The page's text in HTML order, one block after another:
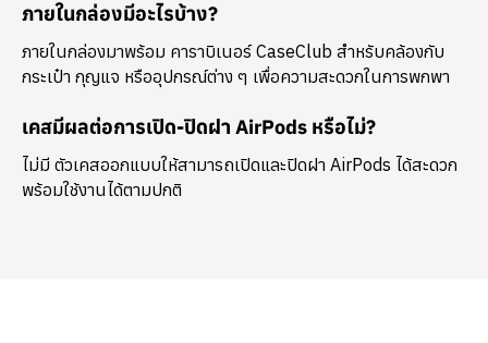
ภายในกล่องมีอะไรบ้าง?
ภายในกล่องมาพร้อม คาราบิเนอร์ CaseClub สำหรับคล้องกับ
กระเป๋า กุญแจ หรืออุปกรณ์ต่าง ๆ เพื่อความสะดวกในการพกพา
เคสมีผลต่อการเปิด-ปิดฝา AirPods หรือไม่?
ไม่มี ตัวเคสออกแบบให้สามารถเปิดและปิดฝา AirPods ได้สะดวก
พร้อมใช้งานได้ตามปกติ